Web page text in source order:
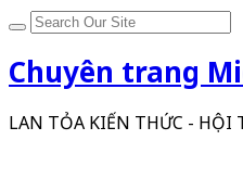
Chuyên trang
LAN TỎA KIẾN THỨC - HỘI